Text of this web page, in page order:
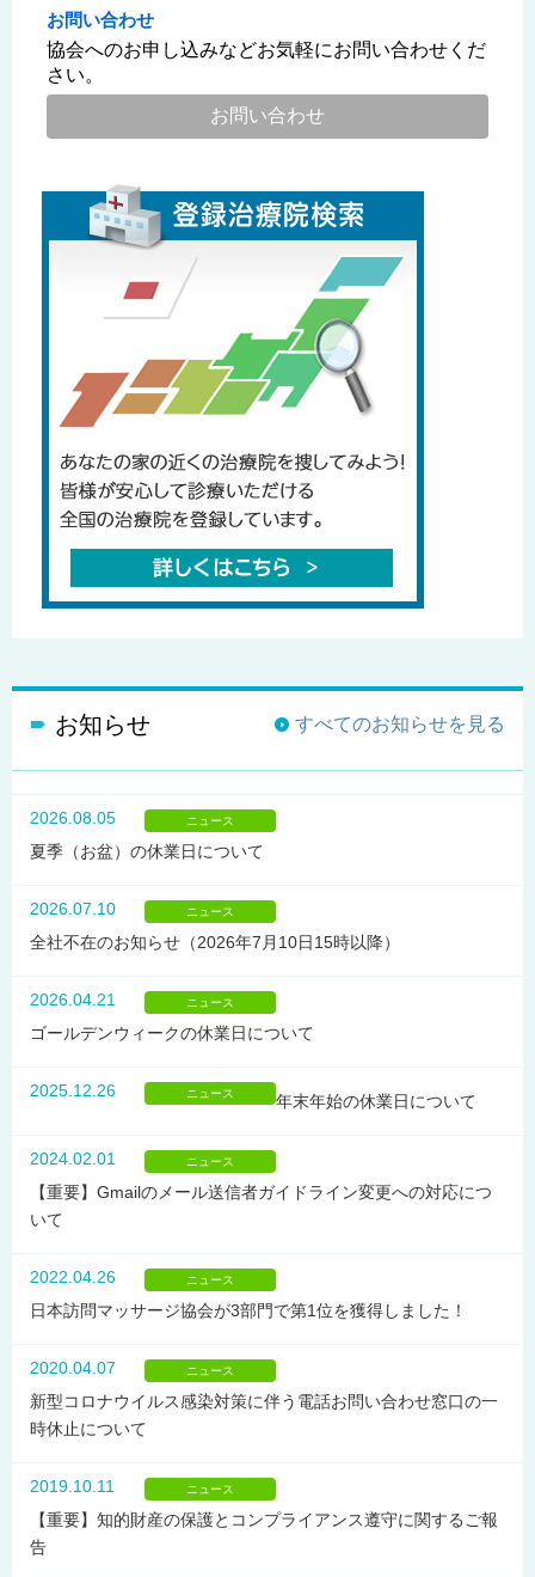
お問い合わせ
協会へのお申し込みなどお気軽にお問い合わせくだ
さい。
お問い合わせ
お知らせ すべてのお知らせを見る
2026.08.05 ニュース
夏季（お盆）の休業日について
2026.07.10 ニュース
全社不在のお知らせ（2026年7月10日15時以降）
2026.04.21 ニュース
ゴールデンウィークの休業日について
2025.12.26 ニュース 年末年始の休業日について
2024.02.01 ニュース
【重要】Gmailのメール送信者ガイドライン変更への対応につ
いて
2022.04.26 ニュース
日本訪問マッサージ協会が3部門で第1位を獲得しました！
2020.04.07 ニュース
新型コロナウイルス感染対策に伴う電話お問い合わせ窓口の一
時休止について
2019.10.11 ニュース
【重要】知的財産の保護とコンプライアンス遵守に関するご報
告